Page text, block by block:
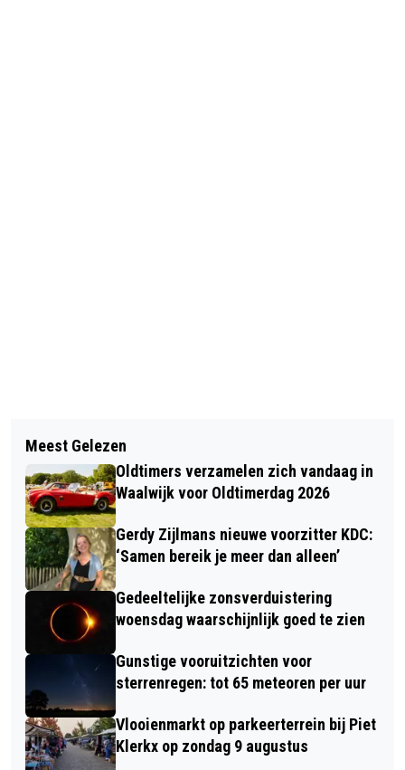
VOETGANGER AANGEREDEN OP
SNELWEG A59, SLACHTOFFER MET
SPOED NAAR ZIEKENHUIS
1E CLUBKAMPIOEN VOOR MHC DES
Meest Gelezen
Oldtimers verzamelen zich vandaag in
Waalwijk voor Oldtimerdag 2026
Gerdy Zijlmans nieuwe voorzitter KDC:
‘Samen bereik je meer dan alleen’
Gedeeltelijke zonsverduistering
woensdag waarschijnlijk goed te zien
Gunstige vooruitzichten voor
sterrenregen: tot 65 meteoren per uur
Vlooienmarkt op parkeerterrein bij Piet
Klerkx op zondag 9 augustus